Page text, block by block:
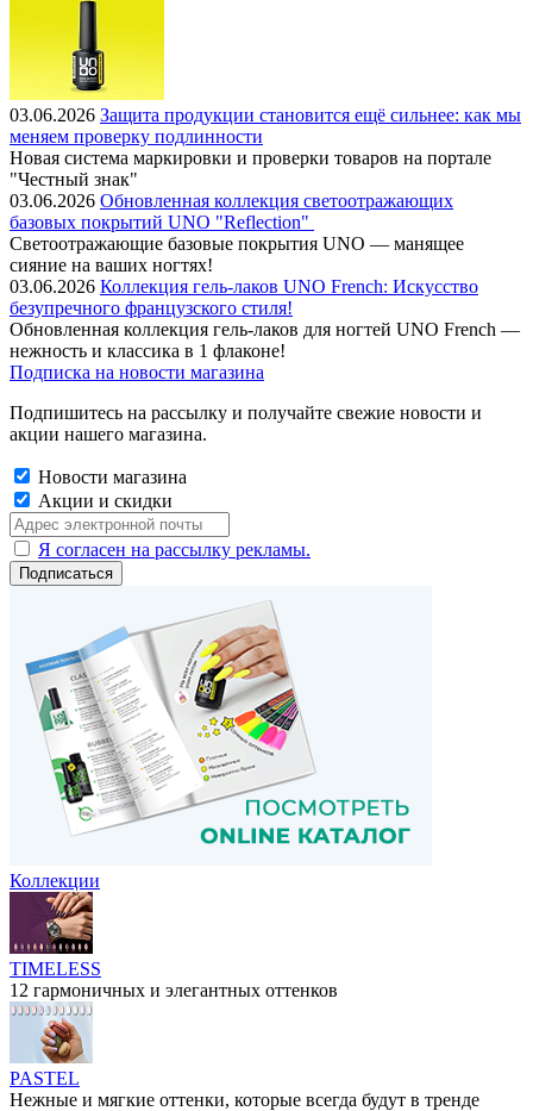
03.06.2026 Защита продукции становится ещё сильнее: как мы
меняем проверку подлинности
Новая система маркировки и проверки товаров на портале
"Честный знак"
03.06.2026 Обновленная коллекция светоотражающих
базовых покрытий UNO "Reflection"
Cветоотражающие базовые покрытия UNO — манящее
сияние на ваших ногтях!
03.06.2026 Коллекция гель-лаков UNO French: Искусство
безупречного французского стиля!
Обновленная коллекция гель-лаков для ногтей UNO French —
нежность и классика в 1 флаконе!
Подписка на новости магазина
Подпишитесь на рассылку и получайте свежие новости и
акции нашего магазина.
Новости магазина
Акции и скидки
Я согласен на рассылку рекламы.
Коллекции
TIMELESS
12 гармоничных и элегантных оттенков
PASTEL
Нежные и мягкие оттенки, которые всегда будут в тренде